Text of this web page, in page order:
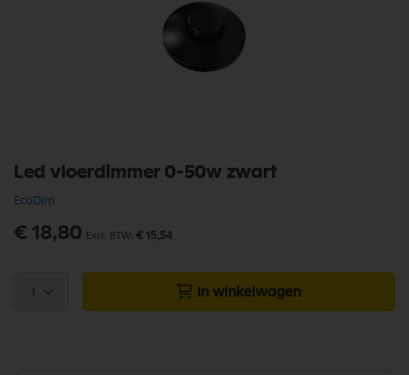
Led vloerdimmer 0-50w zwart
EcoDim
€ 18,80 € 15,54
1 In winkelwagen
naar
het
begin
van
de